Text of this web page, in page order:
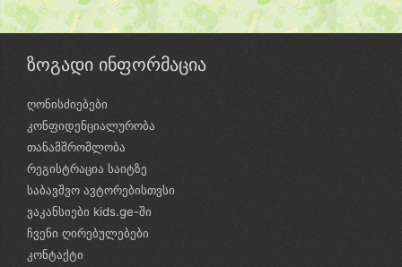
ზოგადი ინფორმაცია
ღონისძიებები
კონფიდენციალურობა
თანამშრომლობა
რეგისტრაცია საიტზე
საბავშვო ავტორებისთვსი
ვაკანსიები kids.ge-ში
ჩვენი ღირებულებები
კონტაქტი